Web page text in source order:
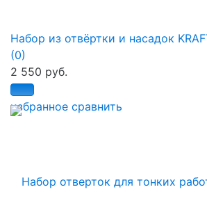
избранное сравнить
Набор из отвёртки и насадок
(0)
2 550 руб.